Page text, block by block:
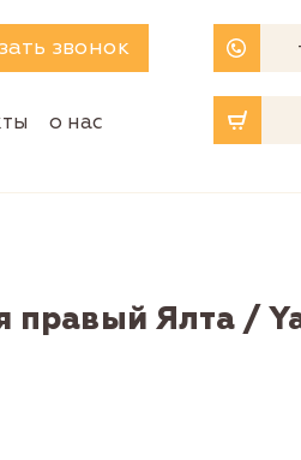
звонок
о нас
правый Ялта /